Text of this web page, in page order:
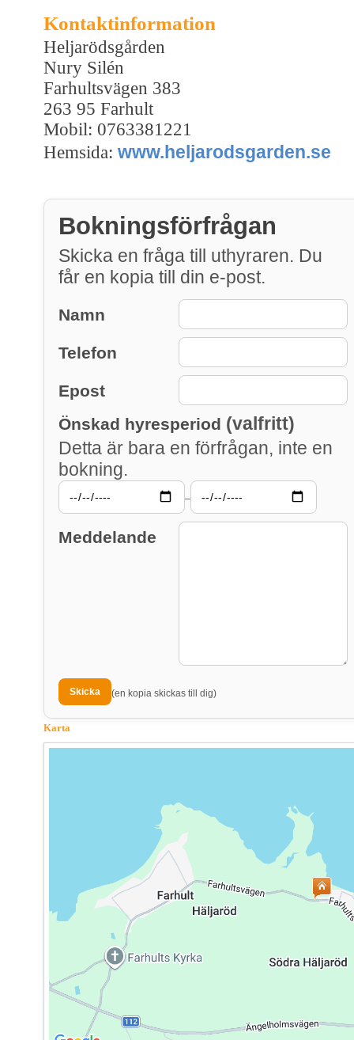
Kontaktinformation
Heljarödsgården
Nury Silén
Farhultsvägen 383
263 95 Farhult
Mobil: 0763381221
Hemsida: www.heljarodsgarden.se
Bokningsförfrågan
Skicka en fråga till uthyraren. Du
får en kopia till din e-post.
Namn
Telefon
Epost
Önskad hyresperiod (valfritt)
Detta är bara en förfrågan, inte en
bokning.
–
Meddelande
(en kopia skickas till dig)
Karta